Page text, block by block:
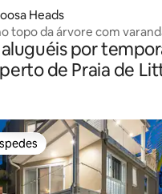
Heads
topo da árvore com
por
de Praia de